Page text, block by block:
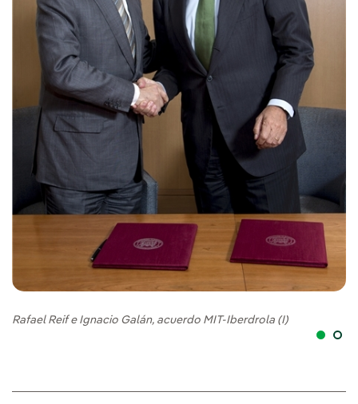
Rafael Reif e Ignacio Galán, acuerdo MIT-Iberdrola (I)